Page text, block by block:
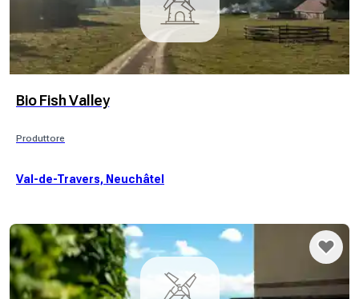
Bio Fish Valley
Produttore
Val-de-Travers, Neuchâtel